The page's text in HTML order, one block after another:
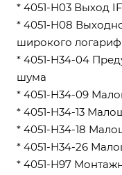
* 4051-H03 Выход IF
* 4051-H08
широкого
* 4051-H34-04
шума
* 4051-H34-09
* 4051-H34-13
* 4051-H34-18
* 4051-H34-26
* 4051-H97